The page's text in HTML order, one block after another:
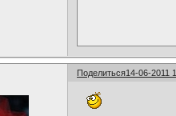
Поделиться14-06-2011